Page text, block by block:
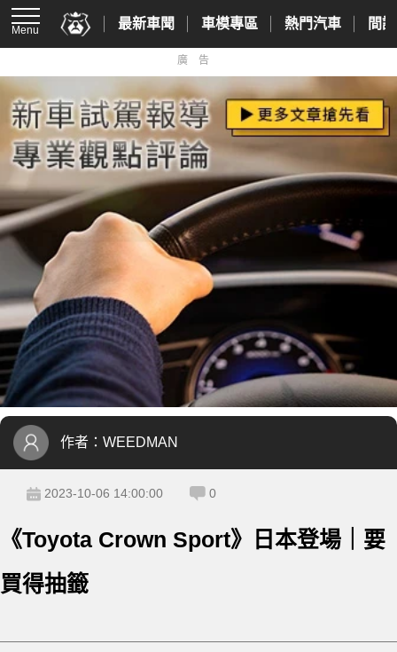
Menu 最新車聞 車模專區 熱門汽車 間
廣告
作者： WEEDMAN
2023-10-06 14:00:00 0
《Toyota Crown Sport》日本登場｜要
買得抽籤